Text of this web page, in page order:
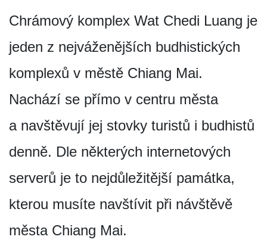
Chrámový komplex Wat Chedi Luang je
jeden z nejváženějších budhistických
komplexů v městě Chiang Mai.
Nachází se přímo v centru města
a navštěvují jej stovky turistů i budhistů
denně. Dle některých internetových
serverů je to nejdůležitější památka,
kterou musíte navštívit při návštěvě
města Chiang Mai.